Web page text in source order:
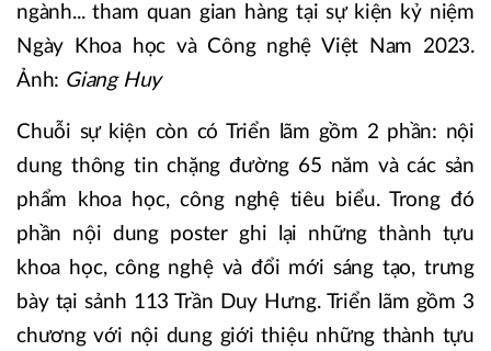
ngành... tham quan gian hàng tại sự kiện kỷ niệm
Ngày Khoa học và Công nghệ Việt Nam 2023.
Ảnh: Giang Huy
Chuỗi sự kiện còn có Triển lãm gồm 2 phần: nội
dung thông tin chặng đường 65 năm và các sản
phẩm khoa học, công nghệ tiêu biểu. Trong đó
phần nội dung poster ghi lại những thành tựu
khoa học, công nghệ và đổi mới sáng tạo, trưng
bày tại sảnh 113 Trần Duy Hưng. Triển lãm gồm 3
chương với nội dung giới thiệu những thành tựu